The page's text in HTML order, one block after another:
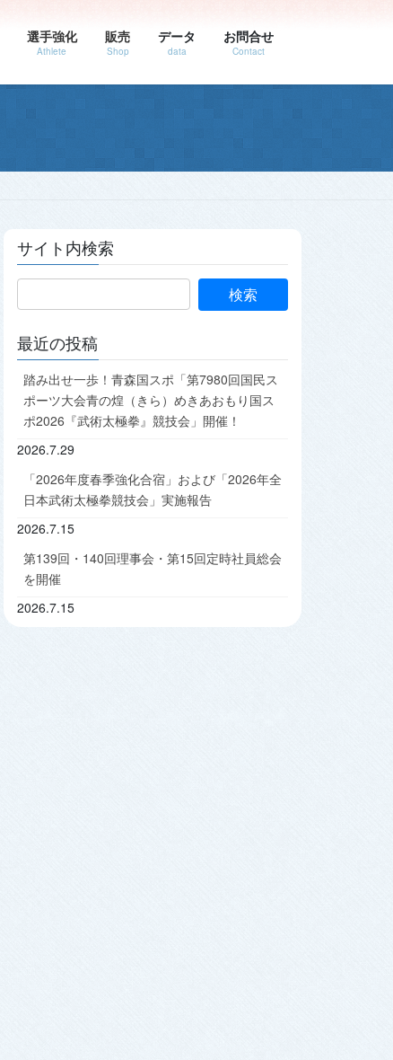
選手強化
Athlete
販売
Shop
データ
data
お問合せ
Contact
サイト内検索
最近の投稿
踏み出せ一歩！青森国スポ「第7980回国民ス
ポーツ大会青の煌（きら）めきあおもり国ス
ポ2026『武術太極拳』競技会」開催！
2026.7.29
「2026年度春季強化合宿」および「2026年全
日本武術太極拳競技会」実施報告
2026.7.15
第139回・140回理事会・第15回定時社員総会
を開催
2026.7.15